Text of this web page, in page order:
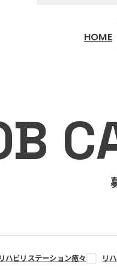
HOME
ハビリステーション癒々 リ